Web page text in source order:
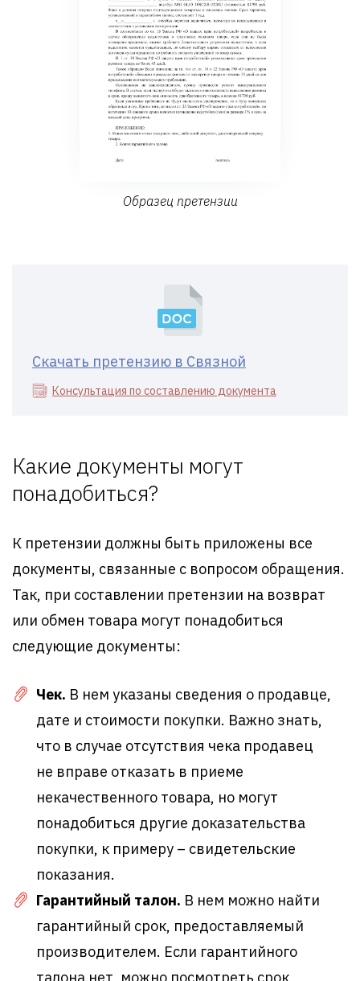
Образец претензии
Скачать претензию в Связной
Консультация по составлению документа
Какие документы могут
понадобиться?
К претензии должны быть приложены все
документы, связанные с вопросом обращения.
Так, при составлении претензии на возврат
или обмен товара могут понадобиться
следующие документы:
Чек. В нем указаны сведения о продавце,
дате и стоимости покупки. Важно знать,
что в случае отсутствия чека продавец
не вправе отказать в приеме
некачественного товара, но могут
понадобиться другие доказательства
покупки, к примеру – свидетельские
показания.
Гарантийный талон. В нем можно найти
гарантийный срок, предоставляемый
производителем. Если гарантийного